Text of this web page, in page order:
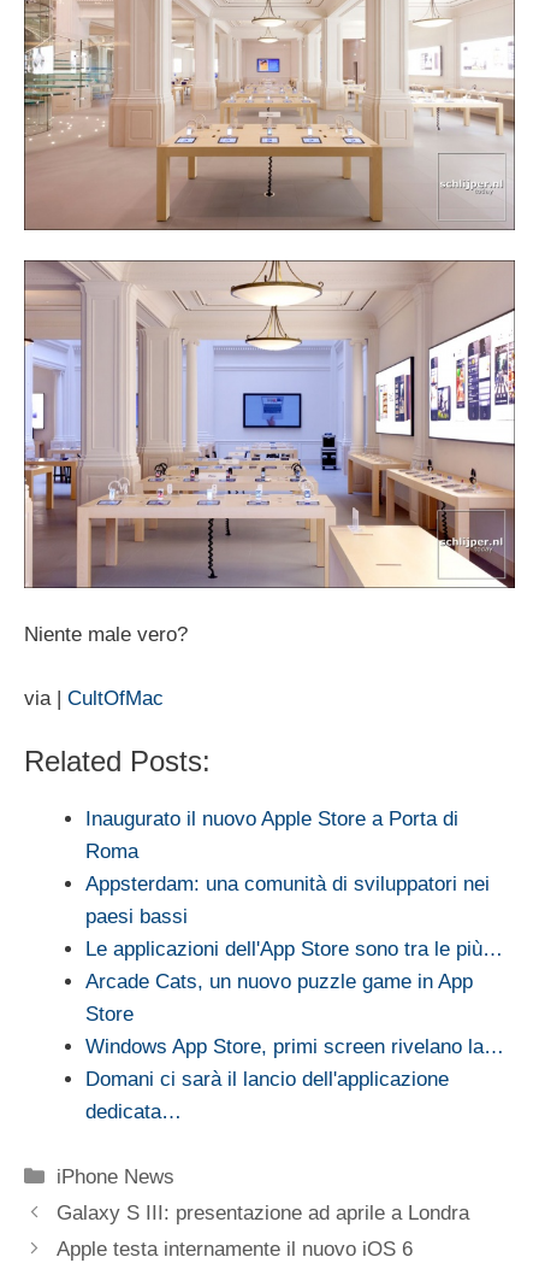
Niente male vero?
via | CultOfMac
Related Posts:
Inaugurato il nuovo Apple Store a Porta di
Roma
Appsterdam: una comunità di sviluppatori nei
paesi bassi
Le applicazioni dell'App Store sono tra le più…
Arcade Cats, un nuovo puzzle game in App
Store
Windows App Store, primi screen rivelano la…
Domani ci sarà il lancio dell'applicazione
dedicata…
Categorie
iPhone News
Galaxy S III: presentazione ad aprile a Londra
Apple testa internamente il nuovo iOS 6